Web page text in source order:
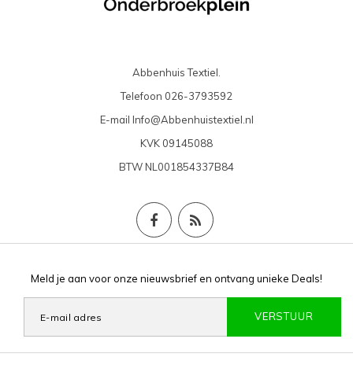
Abbenhuis Textiel.
Telefoon 026-3793592
E-mail Info@Abbenhuistextiel.nl
KVK 09145088
BTWNL001854337B84
Meld je aan voor onze nieuwsbrief en ontvang unieke Deals!
VERSTUUR